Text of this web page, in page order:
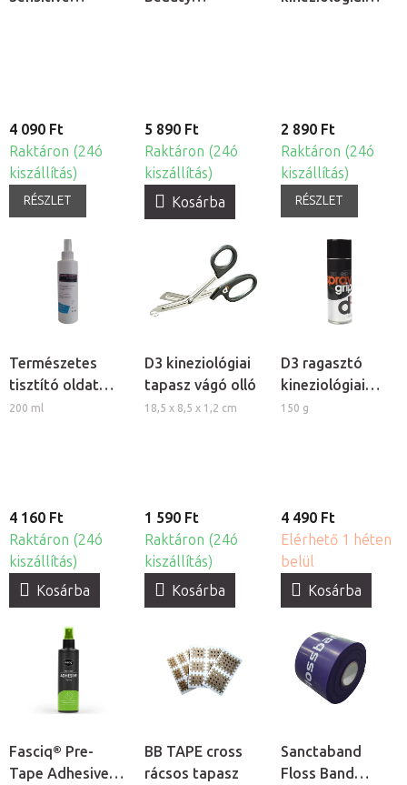
4 090 Ft
Raktáron (24ó
kiszállítás)
RÉSZLET
5 890 Ft
Raktáron (24ó
kiszállítás)
Kosárba
2 890 Ft
Raktáron (24ó
kiszállítás)
RÉSZLET
Természetes
tisztító oldat
kineziológiai
200 ml
4 160 Ft
Raktáron (24ó
kiszállítás)
Kosárba
D3 kineziológiai
tapasz vágó olló
18,5 x 8,5 x 1,2 cm
1 590 Ft
Raktáron (24ó
kiszállítás)
Kosárba
D3 ragasztó
kineziológiai
tapaszokhoz
150 g
4 490 Ft
Elérhető 1 héten
belül
Kosárba
Fasciq® Pre-
Tape Adhesive
BB TAPE cross
rácsos tapasz
Sanctaband
Floss Band